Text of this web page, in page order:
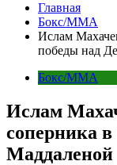
Главная
Бокс/MMA
Ислам
победы над
Бокс/MMA
Ислам
соперника
Маддаленой